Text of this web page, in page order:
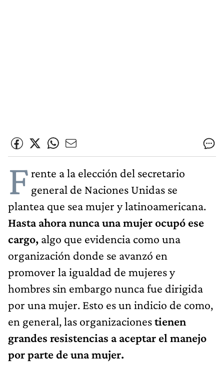
F rente a la elección del secretario
general de Naciones Unidas se
plantea que sea mujer y latinoamericana.
Hasta ahora nunca una mujer ocupó ese
cargo, algo que evidencia como una
organización donde se avanzó en
promover la igualdad de mujeres y
hombres sin embargo nunca fue dirigida
por una mujer. Esto es un indicio de como,
en general, las organizacionestienen
grandes resistencias a aceptar el manejo
por parte de una mujer.